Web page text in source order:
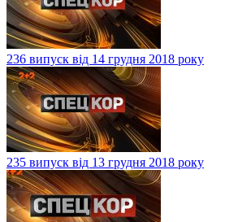
236 випуск від 14 грудня 2018 року
235 випуск від 13 грудня 2018 року